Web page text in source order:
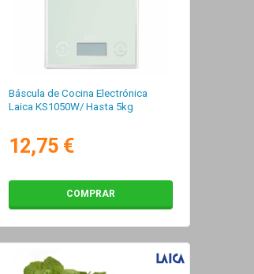
Báscula de Cocina Electrónica
Laica KS1050W/ Hasta 5kg
12,75 €
COMPRAR